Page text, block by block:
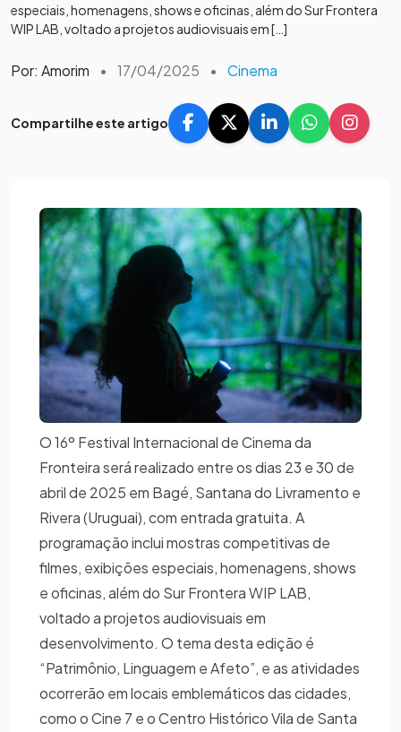
especiais, homenagens, shows e oficinas, além do Sur Frontera
WIP LAB, voltado a projetos audiovisuais em […]
Por: Amorim • 17/04/2025 • Cinema
Compartilhe este artigo
O 16º Festival Internacional de Cinema da
Fronteira será realizado entre os dias 23 e 30 de
abril de 2025 em Bagé, Santana do Livramento e
Rivera (Uruguai), com entrada gratuita. A
programação inclui mostras competitivas de
filmes, exibições especiais, homenagens, shows
e oficinas, além do Sur Frontera WIP LAB,
voltado a projetos audiovisuais em
desenvolvimento. O tema desta edição é
“Patrimônio, Linguagem e Afeto”, e as atividades
ocorrerão em locais emblemáticos das cidades,
como o Cine 7 e o Centro Histórico Vila de Santa